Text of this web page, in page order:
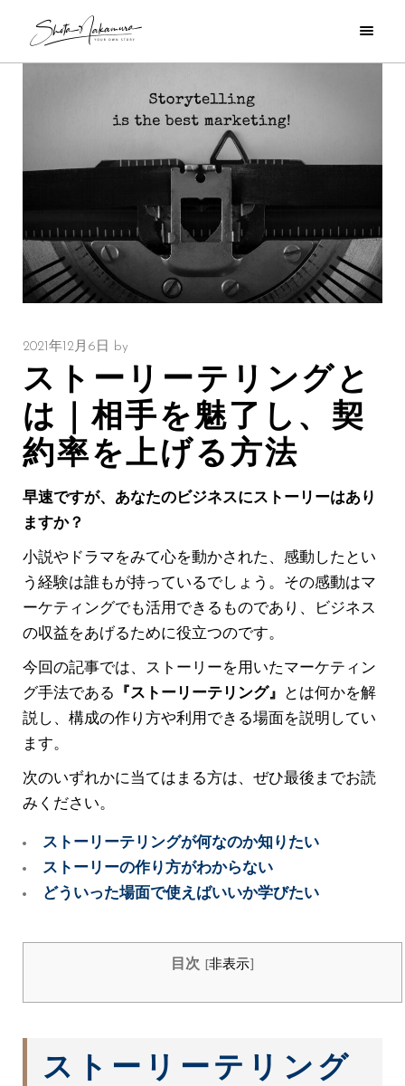
2021年12月6日 by
ストーリーテリングと
は｜相手を魅了し、契
約率を上げる方法
早速ですが、あなたのビジネスにストーリーはあり
ますか？
小説やドラマをみて心を動かされた、感動したとい
う経験は誰もが持っているでしょう。 その感動はマ
ーケティングでも活用できるものであり、ビジネス
の収益をあげるために役立つのです。
今回の記事では、ストーリーを用いたマーケティン
グ手法である
『ストーリーテリング』
とは何かを解
説し、構成の作り方や利用できる場面を説明してい
ます。
次のいずれかに当てはまる方は、ぜひ最後までお読
みください。
ストーリーテリングが何なのか知りたい
ストーリーの作り方がわからない
どういった場面で使えばいいか学びたい
目次 非表示]
ストーリーテリング